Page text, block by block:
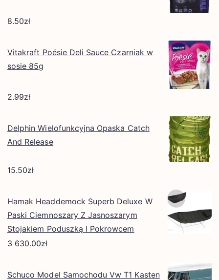
8.50zł
Vitakraft Poésie Deli Sauce Czarniak w
sosie 85g
2.99zł
Delphin Wielofunkcyjna Opaska Catch
And Release
15.50zł
Hamak Headdemock Superb Deluxe W
Paski Ciemnoszary Z Jasnoszarym
Stojakiem Poduszką I Pokrowcem
3 630.00zł
Schuco Model Samochodu Vw T1 Kasten